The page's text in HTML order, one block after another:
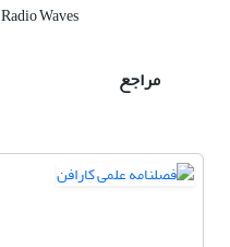
Radio Waves
مراجع